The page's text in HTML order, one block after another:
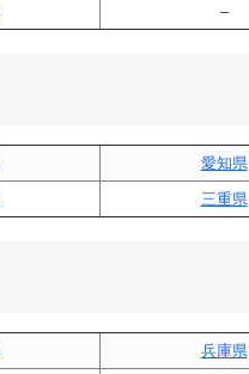
–
愛知県
三重県
兵庫県